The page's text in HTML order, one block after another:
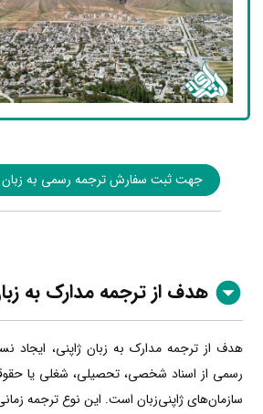
جهت ثبت سفارش ترجمه رسمی به زبان
هدف از ترجمه مدارک به
هدف از ترجمه مدارک به زبان ژاپنی، ایجاد
رسمی از اسناد شخصی، تحصیلی، شغلی یا
سازمان‌های ژاپنی‌زبان است. این نوع ترجمه